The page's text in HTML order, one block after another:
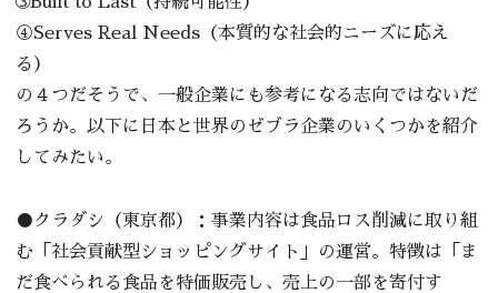
④Serves Real Needs（本質的な社会的ニーズに応え
る）
の４つだそうで、一般企業にも参考になる志向ではないだ
ろうか。以下に日本と世界のゼブラ企業のいくつかを紹介
してみたい。
●クラダシ（東京都）：事業内容は食品ロス削減に取り組
む「社会貢献型ショッピングサイト」の運営。特徴は「ま
だ食べられる食品を特価販売し、売上の一部を寄付す